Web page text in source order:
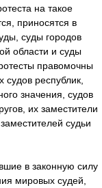
на такое
приносятся в
суды городов
области и суды
правомочны
республик,
значения, судов
их заместители
судьи
в законную силу
мировых судей,